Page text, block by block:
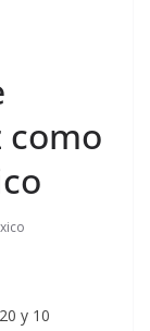
como
y 10